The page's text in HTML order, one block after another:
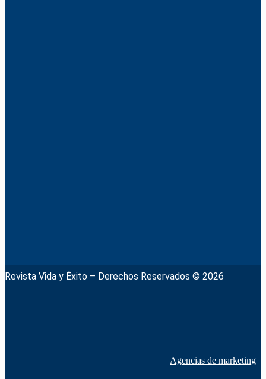
Revista Vida y Éxito – Derechos Reservados © 2026
Agencias de marketing